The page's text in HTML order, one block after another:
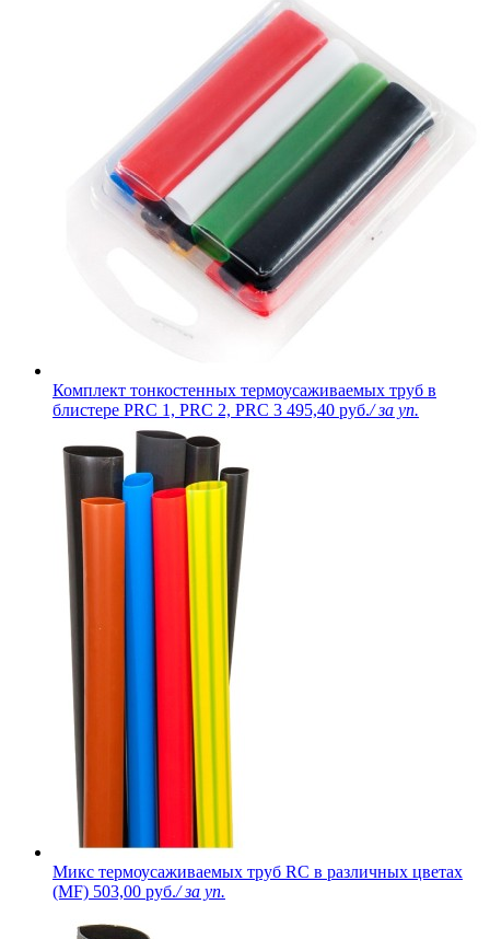
Комплект тонкостенных термоусаживаемых труб в
блистере PRC 1, PRC 2, PRC 3 495,40 руб./ за уп.
Микс термоусаживаемых труб RC в различных цветах
(MF) 503,00 руб./ за уп.